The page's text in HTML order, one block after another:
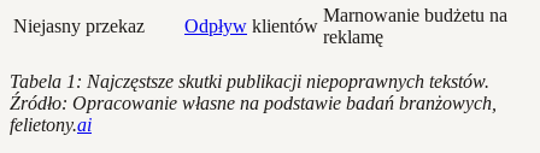
Niejasny przekaz Odpływ klientów
Marnowanie budżetu na
reklamę
Tabela 1: Najczęstsze skutki publikacji niepoprawnych tekstów.
Źródło: Opracowanie własne na podstawie badań branżowych,
felietony.ai